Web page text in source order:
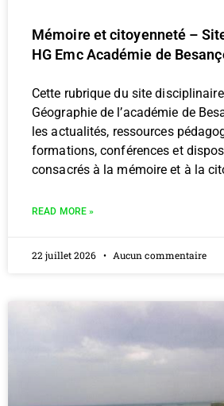
Mémoire et citoyenneté –
HG Emc Académie de
Cette rubrique du site
Géographie de l’académie de
les actualités, ressources
formations, conférences et
consacrés à la mémoire et à la
READ MORE »
22 juillet 2026 Aucun commentaire